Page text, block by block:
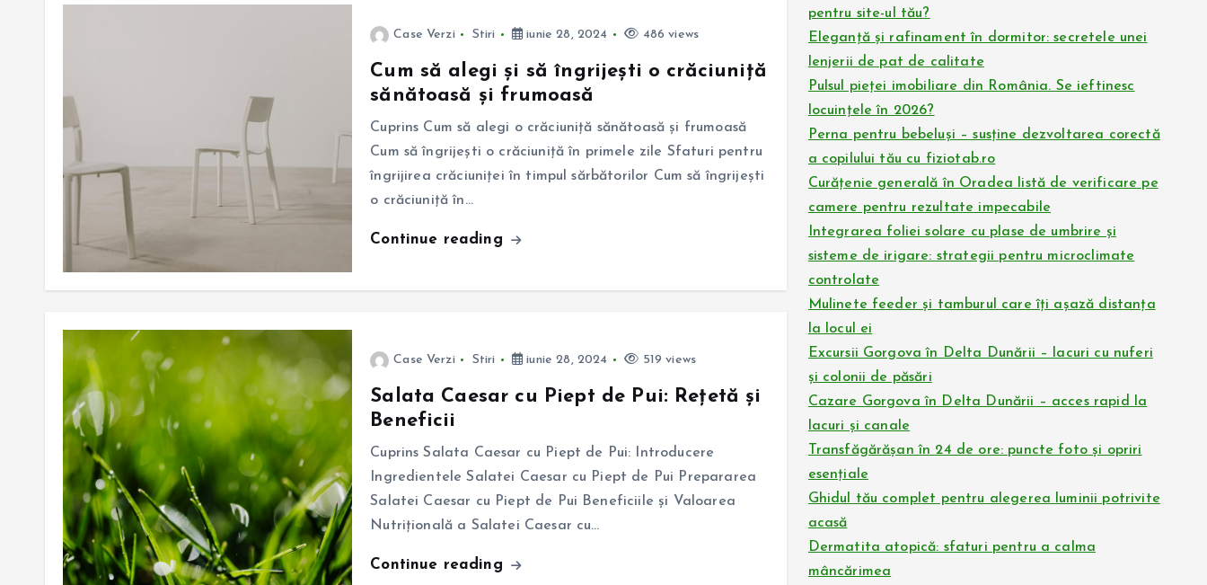
Case Verzi Stiri iunie 28, 2024 486 views
Cum să alegi și să îngrijești o crăciuniță
sănătoasă și frumoasă
Cuprins Cum să alegi o crăciuniță sănătoasă și frumoasă
Cum să îngrijești o crăciuniță în primele zile Sfaturi pentru
îngrijirea crăciuniței în timpul sărbătorilor Cum să îngrijești
o crăciuniță în…
Continue reading
Case Verzi Stiri iunie 28, 2024 519 views
Salata Caesar cu Piept de Pui: Rețetă și
Beneficii
Cuprins Salata Caesar cu Piept de Pui: Introducere
Ingredientele Salatei Caesar cu Piept de Pui Prepararea
Salatei Caesar cu Piept de Pui Beneficiile și Valoarea
Nutrițională a Salatei Caesar cu…
Continue reading
pentru site-ul tău?
Eleganță și rafinament în dormitor: secretele unei
lenjerii de pat de calitate
Pulsul pieței imobiliare din România. Se ieftinesc
locuințele în 2026?
Perna pentru bebeluși – susține dezvoltarea corectă
a copilului tău cu fiziotab.ro
Curățenie generală în Oradea listă de verificare pe
camere pentru rezultate impecabile
Integrarea foliei solare cu plase de umbrire și
sisteme de irigare: strategii pentru microclimate
controlate
Mulinete feeder și tamburul care îți așază distanța
la locul ei
Excursii Gorgova în Delta Dunării – lacuri cu nuferi
și colonii de păsări
Cazare Gorgova în Delta Dunării – acces rapid la
lacuri și canale
Transfăgărășan în 24 de ore: puncte foto și opriri
esențiale
Ghidul tău complet pentru alegerea luminii potrivite
acasă
Dermatita atopică: sfaturi pentru a calma
mâncărimea